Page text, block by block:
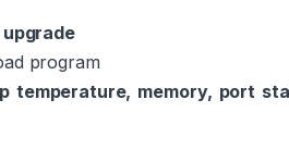
program
temperature, memory, port